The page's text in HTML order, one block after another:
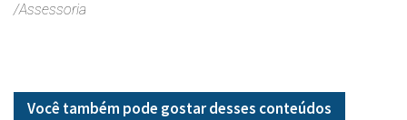
/Assessoria
Você também pode gostar desses conteúdos